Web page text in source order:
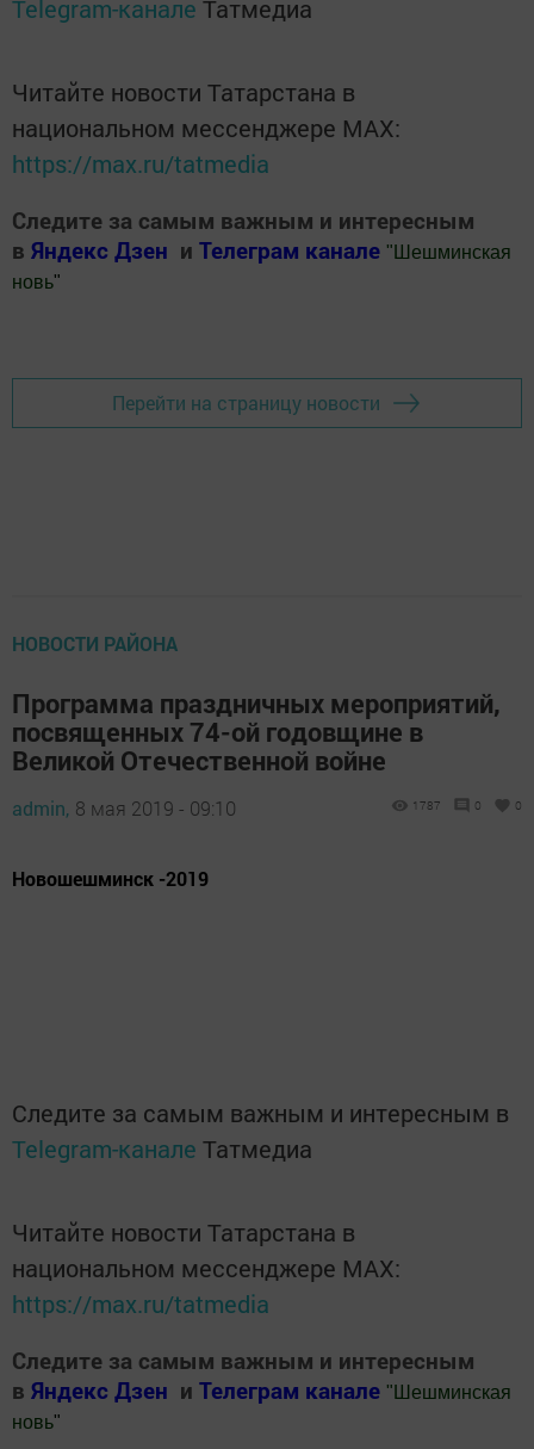
Telegram-канале Татмедиа
Читайте новости Татарстана в
национальном мессенджере MАХ:
https://max.ru/tatmedia
Следите за самым важным и интересным
в Яндекс Дзен и Телеграм канале " Шешминская
новь"
Перейти на страницу новости
НОВОСТИ РАЙОНА
Программа праздничных мероприятий,
посвященных 74-ой годовщине в
Великой Отечественной войне
admin, 8 мая 2019 - 09:10 1787 0 0
Новошешминск -2019
Следите за самым важным и интересным в
Telegram-канале Татмедиа
Читайте новости Татарстана в
национальном мессенджере MАХ:
https://max.ru/tatmedia
Следите за самым важным и интересным
в Яндекс Дзен и Телеграм канале " Шешминская
новь"